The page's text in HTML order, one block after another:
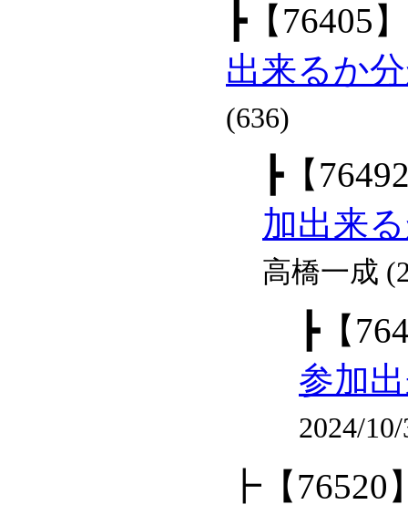
┣【76405】
出来るか
(636)
┣【
加出来
高橋一成
┣【
参加
2024/
┣ 【76520